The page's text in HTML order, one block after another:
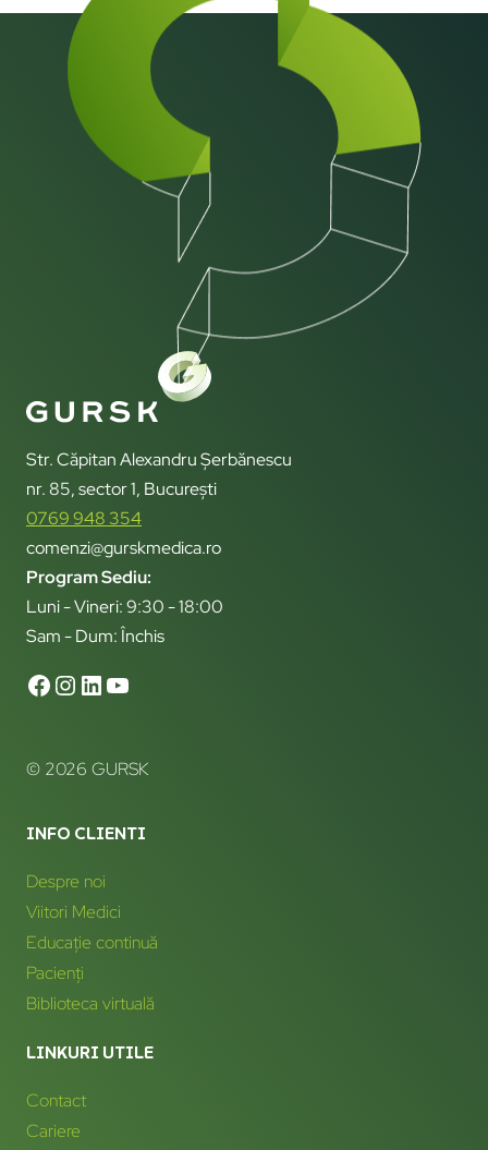
Str. Căpitan Alexandru Șerbănescu
nr. 85, sector 1, București
0769 948 354
comenzi@gurskmedica.ro
Program Sediu:
Luni - Vineri: 9:30 - 18:00
Sam - Dum: Închis
© 2026 GURSK
INFO CLIENTI
Despre noi
Viitori Medici
Educație continuă
Pacienți
Biblioteca virtuală
LINKURI UTILE
Contact
Cariere